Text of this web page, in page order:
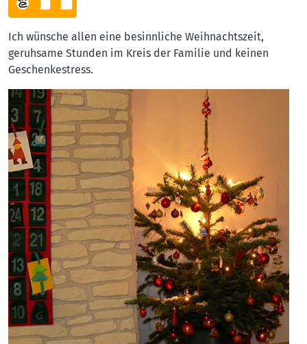
Ich wünsche allen eine besinnliche Weihnachtszeit,
geruhsame Stunden im Kreis der Familie und keinen
Geschenkestress.